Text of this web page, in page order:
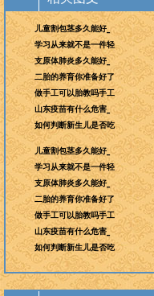
儿童割包茎多久能好_
学习从来就不是一件轻
支原体肺炎多久能好_
二胎的养育你准备好了
做手工可以胎教吗手工
山东疫苗有什么危害_
如何判断新生儿是否吃
儿童割包茎多久能好_
学习从来就不是一件轻
支原体肺炎多久能好_
二胎的养育你准备好了
做手工可以胎教吗手工
山东疫苗有什么危害_
如何判断新生儿是否吃